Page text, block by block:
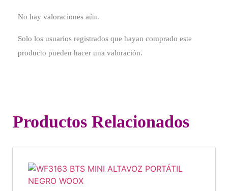
No hay valoraciones aún.
Solo los usuarios registrados que hayan comprado este
producto pueden hacer una valoración.
Productos Relacionados